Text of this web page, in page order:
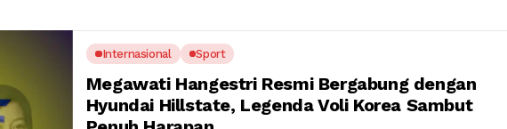
Internasional Sport
Megawati Hangestri Resmi Bergabung dengan
Hyundai Hillstate, Legenda Voli Korea Sambut